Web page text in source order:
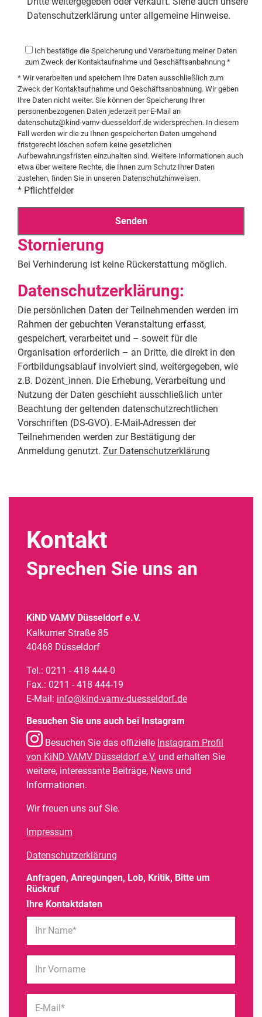
Datenschutzerklärung unter allgemeine Hinweise.
Ich bestätige die Speicherung und Verarbeitung meiner Daten
zum Zweck der Kontaktaufnahme und Geschäftsanbahnung *
* Wir verarbeiten und speichern Ihre Daten ausschließlich zum
Zweck der Kontaktaufnahme und Geschäftsanbahnung. Wir geben
Ihre Daten nicht weiter. Sie können der Speicherung Ihrer
personenbezogenen Daten jederzeit per E-Mail an
datenschutz@kind-vamv-duesseldorf.de widersprechen. In diesem
Fall werden wir die zu Ihnen gespeicherten Daten umgehend
fristgerecht löschen sofern keine gesetzlichen
Aufbewahrungsfristen einzuhalten sind. Weitere Informationen auch
etwa über weitere Rechte, die Ihnen zum Schutz Ihrer Daten
zustehen, finden Sie in unseren Datenschutzhinweisen.
* Pflichtfelder
Stornierung
Bei Verhinderung ist keine Rückerstattung möglich.
Datenschutzerklärung:
Die persönlichen Daten der Teilnehmenden werden im
Rahmen der gebuchten Veranstaltung erfasst,
gespeichert, verarbeitet und – soweit für die
Organisation erforderlich – an Dritte, die direkt in den
Fortbildungsablauf involviert sind, weitergegeben, wie
z.B. Dozent_innen. Die Erhebung, Verarbeitung und
Nutzung der Daten geschieht ausschließlich unter
Beachtung der geltenden datenschutzrechtlichen
Vorschriften (DS-GVO). E-Mail-Adressen der
Teilnehmenden werden zur Bestätigung der
Anmeldung genutzt. Zur Datenschutzerklärung
Kontakt
Sprechen Sie uns an
KiND VAMV Düsseldorf e.V.
Kalkumer Straße 85
40468 Düsseldorf
Tel.: 0211 - 418 444-0
Fax.: 0211 - 418 444-19
E-Mail: info@kind-vamv-duesseldorf.de
Besuchen Sie uns auch bei Instagram
Besuchen Sie das offizielle Instagram Profil
von KiND VAMV Düsseldorf e.V. und erhalten Sie
weitere, interessante Beiträge, News und
Informationen.
Wir freuen uns auf Sie.
Impressum
Datenschutzerklärung
Anfragen, Anregungen, Lob, Kritik, Bitte um
Rückruf
Ihre Kontaktdaten
Ihr Name*
Ihr Vorname
E-Mail*